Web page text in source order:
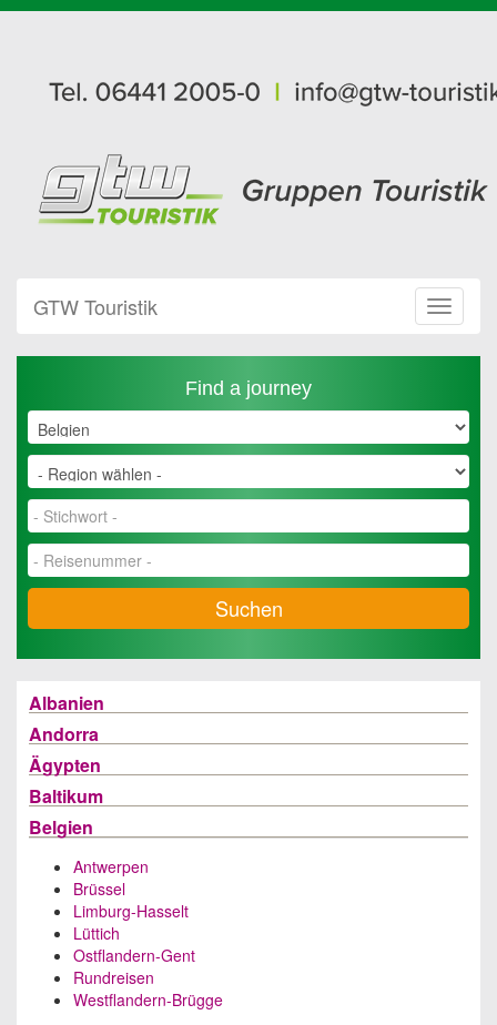
Toggle
GTW Touristik
Find a journey
Suchen
Albanien
Andorra
Ägypten
Baltikum
Belgien
Antwerpen
Brüssel
Limburg-Hasselt
Lüttich
Ostflandern-Gent
Rundreisen
Westflandern-Brügge